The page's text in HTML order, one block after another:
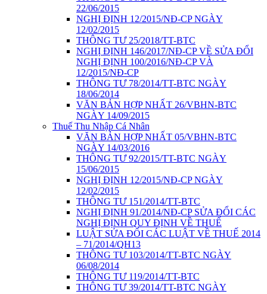
22/06/2015
NGHỊ ĐỊNH 12/2015/NĐ-CP NGÀY
12/02/2015
THÔNG TƯ 25/2018/TT-BTC
NGHỊ ĐỊNH 146/2017/NĐ-CP VỀ SỬA ĐỔI
NGHỊ ĐỊNH 100/2016/NĐ-CP VÀ
12/2015/NĐ-CP
THÔNG TƯ 78/2014/TT-BTC NGÀY
18/06/2014
VĂN BẢN HỢP NHẤT 26/VBHN-BTC
NGÀY 14/09/2015
Thuế Thu Nhập Cá Nhân
VĂN BẢN HỢP NHẤT 05/VBHN-BTC
NGÀY 14/03/2016
THÔNG TƯ 92/2015/TT-BTC NGÀY
15/06/2015
NGHỊ ĐỊNH 12/2015/NĐ-CP NGÀY
12/02/2015
THÔNG TƯ 151/2014/TT-BTC
NGHỊ ĐỊNH 91/2014/NĐ-CP SỬA ĐỔI CÁC
NGHỊ ĐỊNH QUY ĐỊNH VỀ THUẾ
LUẬT SỬA ĐỔI CÁC LUẬT VỀ THUẾ 2014
– 71/2014/QH13
THÔNG TƯ 103/2014/TT-BTC NGÀY
06/08/2014
THÔNG TƯ 119/2014/TT-BTC
THÔNG TƯ 39/2014/TT-BTC NGÀY